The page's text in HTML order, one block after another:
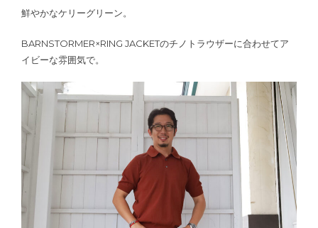
鮮やかなケリーグリーン。
BARNSTORMER×RING JACKETのチノトラウザーに合わせてア
イビーな雰囲気で。